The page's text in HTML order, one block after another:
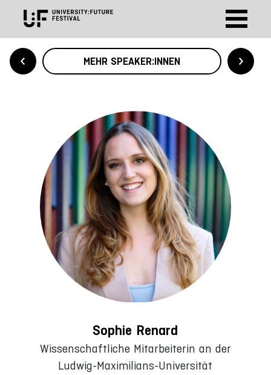
MEHR SPEAKER:INNEN
Sophie Renard
Wissenschaftliche Mitarbeiterin an der
Ludwig-Maximilians-Universität